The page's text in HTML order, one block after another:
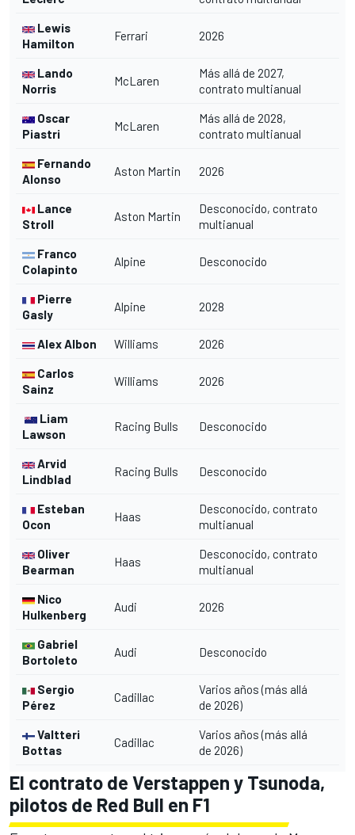
Lewis
Hamilton
Ferrari 2026
Lando
Norris
McLaren
Más allá de 2027,
contrato multianual
Oscar
Piastri
McLaren
Más allá de 2028,
contrato multianual
Fernando
Alonso
Aston Martin 2026
Lance
Stroll
Aston Martin
Desconocido, contrato
multianual
Franco
Colapinto
Alpine Desconocido
Pierre
Gasly
Alpine 2028
Alex Albon Williams 2026
Carlos
Sainz
Williams 2026
Liam
Lawson
Racing Bulls Desconocido
Arvid
Lindblad
Racing Bulls Desconocido
Esteban
Ocon
Haas
Desconocido, contrato
multianual
Oliver
Bearman
Haas
Desconocido, contrato
multianual
Nico
Hulkenberg
Audi 2026
Gabriel
Bortoleto
Audi Desconocido
Sergio
Pérez
Cadillac
Varios años (más allá
de 2026)
Valtteri
Bottas
Cadillac
Varios años (más allá
de 2026)
El contrato de Verstappen y Tsunoda,
pilotos de Red Bull en F1